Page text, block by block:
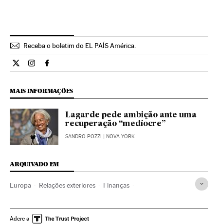
Receba o boletim do EL PAÍS América.
Economia El País Brasil en Twitter
Economia El País Brasil en Instagram
Economia El País Brasil en Facebook
MAIS INFORMAÇÕES
Lagarde pede ambição ante uma
recuperação “medíocre”
SANDRO POZZI | NOVA YORK
ARQUIVADO EM
Europa Relações exteriores Finanças
Recessão econômica Conjuntura econômica
Adere a